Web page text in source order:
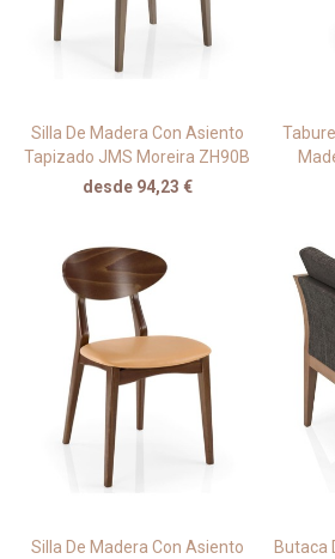
Silla De Madera Con Asiento
Tapizado JMS Moreira ZH90B
desde 94,23 €
Silla De Madera Con Asiento
Butaca